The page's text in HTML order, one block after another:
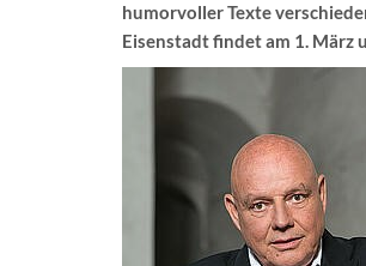
humorvoller Texte
Eisenstadt findet am 1. März